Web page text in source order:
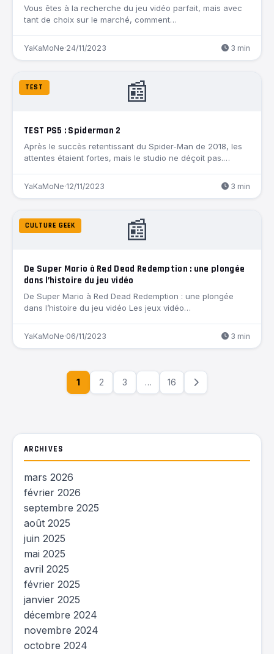
Vous êtes à la recherche du jeu vidéo parfait, mais avec
tant de choix sur le marché, comment…
YaKaMoNe·24/11/2023 3 min
📰
TEST
TEST PS5 : Spiderman 2
Après le succès retentissant du Spider-Man de 2018, les
attentes étaient fortes, mais le studio ne déçoit pas.…
YaKaMoNe·12/11/2023 3 min
📰
CULTURE GEEK
De Super Mario à Red Dead Redemption : une plongée
dans l’histoire du jeu vidéo
De Super Mario à Red Dead Redemption : une plongée
dans l’histoire du jeu vidéo Les jeux vidéo…
YaKaMoNe·06/11/2023 3 min
1 2 3 … 16
ARCHIVES
mars 2026
février 2026
septembre 2025
août 2025
juin 2025
mai 2025
avril 2025
février 2025
janvier 2025
décembre 2024
novembre 2024
octobre 2024